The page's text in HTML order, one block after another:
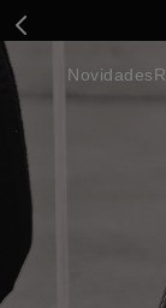
Novidades